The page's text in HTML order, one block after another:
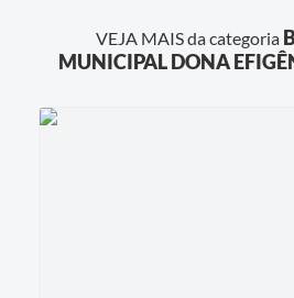
VEJA MAIS da categoria
MUNICIPAL DONA